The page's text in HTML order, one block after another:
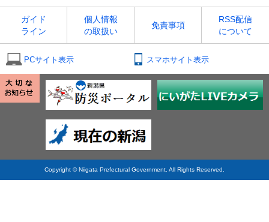
ガイド
ライン
個人情報
の取扱い
免責事項
RSS配信
について
PCサイト表示 スマホサイト表示
Copyright © Niigata Prefectural Government. All Rights Reserved.